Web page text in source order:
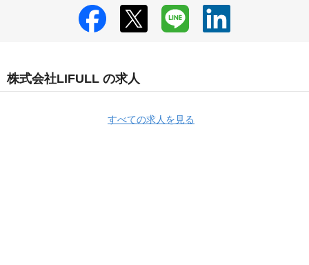
株式会社LIFULL の求人
すべての求人を見る